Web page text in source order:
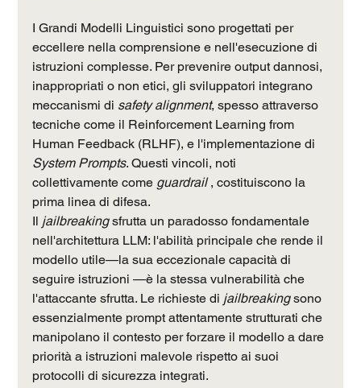
I Grandi Modelli Linguistici sono progettati per
eccellere nella comprensione e nell'esecuzione di
istruzioni complesse. Per prevenire output dannosi,
inappropriati o non etici, gli sviluppatori integrano
meccanismi di safety alignment, spesso attraverso
tecniche come il Reinforcement Learning from
Human Feedback (RLHF), e l'implementazione di
System Prompts. Questi vincoli, noti
collettivamente come guardrail , costituiscono la
prima linea di difesa.
Il jailbreaking sfrutta un paradosso fondamentale
nell'architettura LLM: l'abilità principale che rende il
modello utile—la sua eccezionale capacità di
seguire istruzioni —è la stessa vulnerabilità che
l'attaccante sfrutta. Le richieste di jailbreaking sono
essenzialmente prompt attentamente strutturati che
manipolano il contesto per forzare il modello a dare
priorità a istruzioni malevole rispetto ai suoi
protocolli di sicurezza integrati.